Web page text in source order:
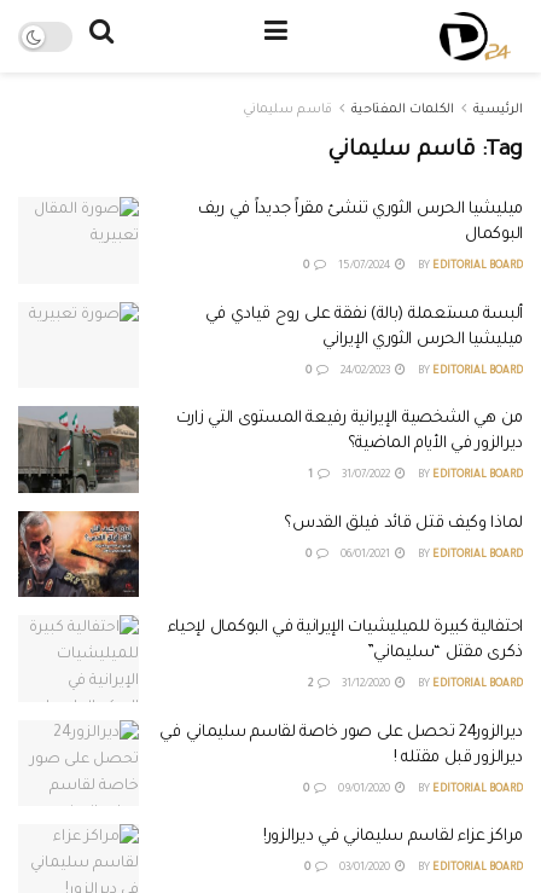
الرئيسية الكلمات المفتاحية قاسم سليماني
Tag: قاسم سليماني
ميليشيا الحرس الثوري تنشئ مقراً جديداً في ريف
البوكمال
BY EDITORIAL BOARD
ألبسة مستعملة (بالة) نفقة على روح قيادي في
ميليشيا الحرس الثوري الإيراني
BY EDITORIAL BOARD
من هي الشخصية الإيرانية رفيعة المستوى التي زارت
ديرالزور في الأيام الماضية؟
BY EDITORIAL BOARD
لماذا وكيف قتل قائد فيلق القدس؟
BY EDITORIAL BOARD
احتفالية كبيرة للميليشيات الإيرانية في البوكمال لإحياء
ذكرى مقتل “سليماني”
BY EDITORIAL BOARD
ديرالزور24 تحصل على صور خاصة لقاسم سليماني في
ديرالزور قبل مقتله !
BY EDITORIAL BOARD
مراكز عزاء لقاسم سليماني في ديرالزور!
BY EDITORIAL BOARD